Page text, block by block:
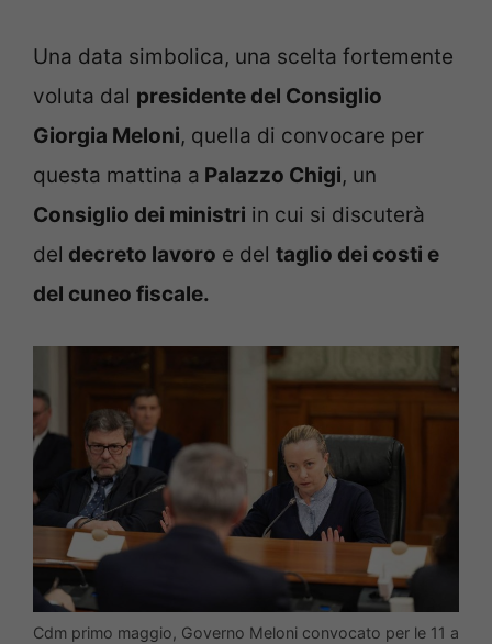
Una data simbolica, una scelta fortemente
voluta dal presidente del Consiglio
Giorgia Meloni, quella di convocare per
questa mattina a Palazzo Chigi, un
Consiglio dei ministri in cui si discuterà
del decreto lavoro e del taglio dei costi e
del cuneo fiscale.
Cdm primo maggio, Governo Meloni convocato per le 11 a